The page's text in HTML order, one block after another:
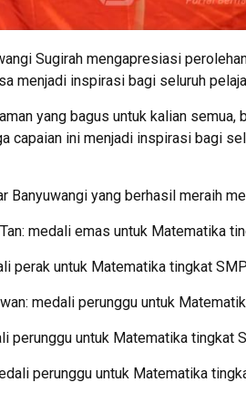
Sugirah mengapresiasi
menjadi inspirasi bagi seluruh
yang bagus untuk kalian
capaian ini menjadi inspirasi bagi
Banyuwangi yang berhasil meraih
medali emas untuk Matematika
perak untuk Matematika tingkat SMP
medali perunggu untuk
perunggu untuk Matematika tingkat
perunggu untuk Matematika